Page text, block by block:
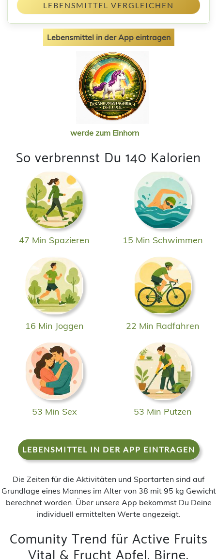
LEBENSMITTEL VERGLEICHEN
Lebensmittel in der App eintragen
werde zum Einhorn
So verbrennst Du 140 Kalorien
47 Min Spazieren 15 Min Schwimmen
16 Min Joggen 22 Min Radfahren
53 Min Sex 53 Min Putzen
LEBENSMITTEL IN DER APP EINTRAGEN
Die Zeiten für die Aktivitäten und Sportarten sind auf
Grundlage eines Mannes im Alter von 38 mit 95 kg Gewicht
berechnet worden. Über unsere App bekommst Du Deine
individuell ermittelten Werte angezeigt.
Comunity Trend für Active Fruits